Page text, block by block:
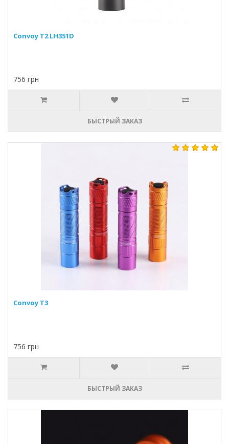
Convoy T2 LH351D
756 грн
БЫСТРЫЙ ЗАКАЗ
Convoy T3
756 грн
БЫСТРЫЙ ЗАКАЗ